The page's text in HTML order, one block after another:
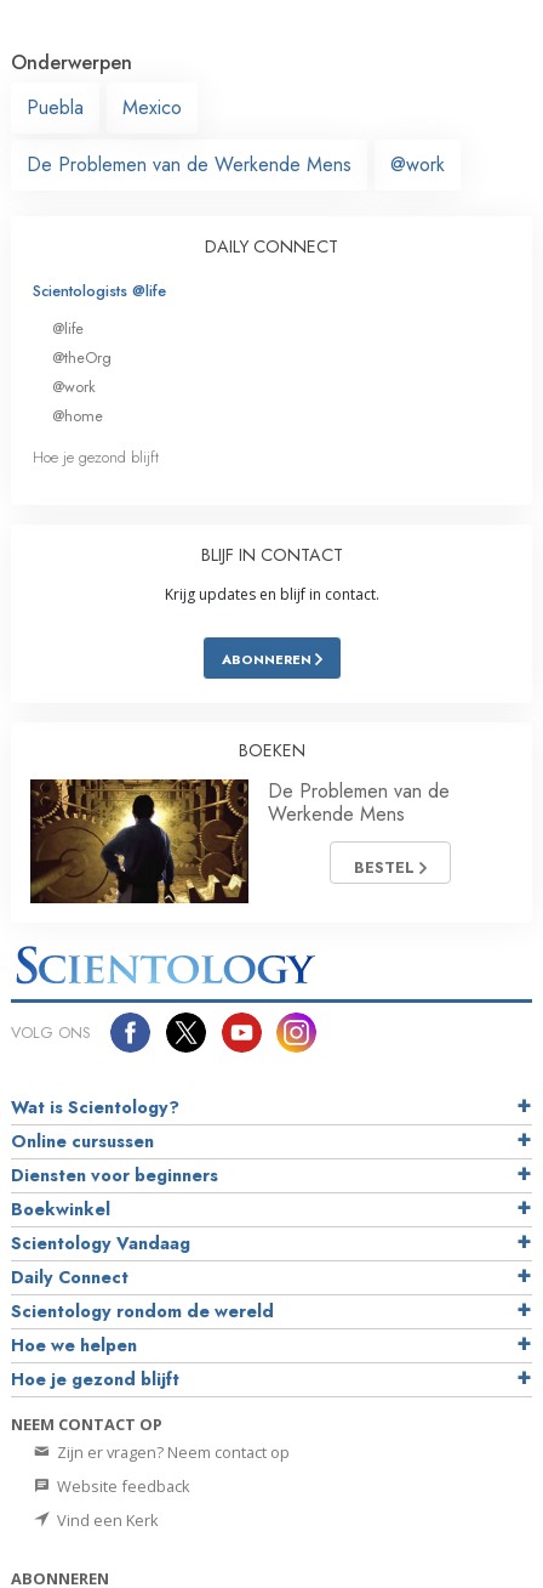
Onderwerpen
Puebla
Mexico
De Problemen van de Werkende Mens @work
DAILY CONNECT
Scientologists @life
@life
@theOrg
@work
@home
Hoe je gezond blijft
BLIJF IN CONTACT
Krijg updates en blijf in contact.
ABONNEREN
BOEKEN
De Problemen van de
Werkende Mens
BESTEL
VOLG ONS
Wat is Scientology?
Online cursussen
Diensten voor beginners
Boekwinkel
Scientology Vandaag
Daily Connect
Scientology rondom de wereld
Hoe we helpen
Hoe je gezond blijft
NEEM CONTACT OP
Zijn er vragen? Neem contact op
Website feedback
Vind een Kerk
ABONNEREN